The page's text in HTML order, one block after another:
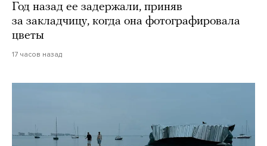
Год назад ее задержали, приняв
за закладчицу, когда она фотографировала
цветы
17 часов назад